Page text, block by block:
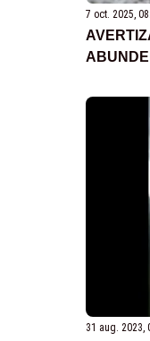
7 oct. 2025,
31 aug. 2023,